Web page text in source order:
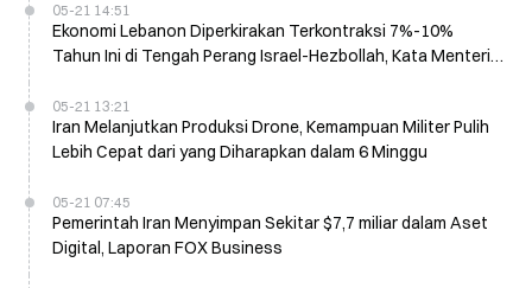
05-21 14:51
Ekonomi Lebanon Diperkirakan Terkontraksi 7%-10%
Tahun Ini di Tengah Perang Israel-Hezbollah, Kata Menteri
05-21 13:21
Iran Melanjutkan Produksi Drone, Kemampuan Militer Pulih
Lebih Cepat dari yang Diharapkan dalam 6 Minggu
05-21 07:45
Pemerintah Iran Menyimpan Sekitar $7,7 miliar dalam Aset
Digital, Laporan FOX Business